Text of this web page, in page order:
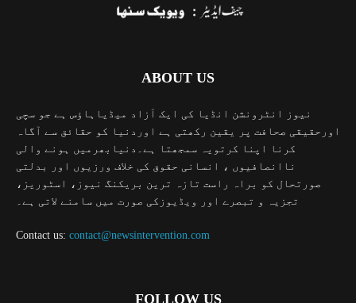
ABOUT US
نیوز انٹرونشن انڈیا کی ایک آزاد میڈیاہاؤس ہے جو سچی
اورحقیقی صحافت پر یقین رکھتی ہے اوردنیا کو حقائق سے آگاہ
کرنا اپنا کرتویہ سمجھتا ہے۔دنیابھرمیں ہونے والی
ناانصافیوں ، انسانی حقوق کی خلاف ورزیوں اور بدلتی
صورتحال کو براہ راست تازہ ترین بریکنگ نیوز، اسٹوریز،
تجزیہ و تبصرے اور ویڈیوزکی صورت میں سامنے لاتی ہے۔
Contact us: contact@newsintervention.com
FOLLOW US